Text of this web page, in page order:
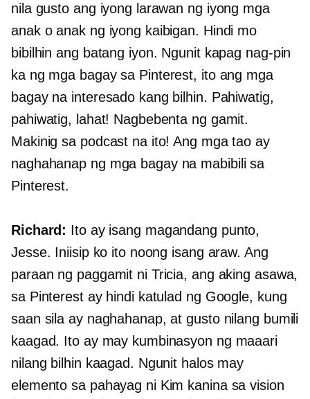
nila gusto ang iyong larawan ng iyong mga
anak o anak ng iyong kaibigan. Hindi mo
bibilhin ang batang iyon. Ngunit kapag nag-pin
ka ng mga bagay sa Pinterest, ito ang mga
bagay na interesado kang bilhin. Pahiwatig,
pahiwatig, lahat! Nagbebenta ng gamit.
Makinig sa podcast na ito! Ang mga tao ay
naghahanap ng mga bagay na mabibili sa
Pinterest.
Richard: Ito ay isang magandang punto,
Jesse. Iniisip ko ito noong isang araw. Ang
paraan ng paggamit ni Tricia, ang aking asawa,
sa Pinterest ay hindi katulad ng Google, kung
saan sila ay naghahanap, at gusto nilang bumili
kaagad. Ito ay may kumbinasyon ng maaari
nilang bilhin kaagad. Ngunit halos may
elemento sa pahayag ni Kim kanina sa vision